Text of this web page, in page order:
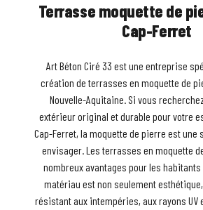
Terrasse moquette de
Cap-Ferret
Art Béton Ciré 33 est une entreprise
création de terrasses en moquette de
Nouvelle-Aquitaine. Si vous
extérieur original et durable pour votre
Cap-Ferret, la moquette de pierre est une
envisager. Les terrasses en moquette
nombreux avantages pour les habitants
matériau est non seulement
résistant aux intempéries, aux rayons UV